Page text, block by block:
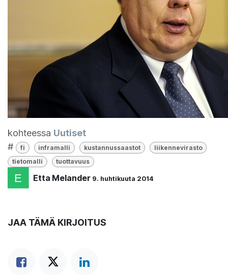
kohteessa Uutiset
#
fi inframalli kustannussaastot
liikennevirasto
tietomalli
tuottavuus
Etta Melander 9. huhtikuuta 2014
JAA TÄMÄ KIRJOITUS